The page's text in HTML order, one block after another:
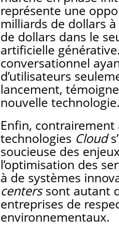
représente une
milliards de dollars
de dollars dans le
artificielle
conversationnel
d’utilisateurs
lancement,
nouvelle technologie.
Enfin, contrairement
technologies Cloud
soucieuse des
l’optimisation des
à de systèmes
centerssont autant
entreprises de
environnementaux.